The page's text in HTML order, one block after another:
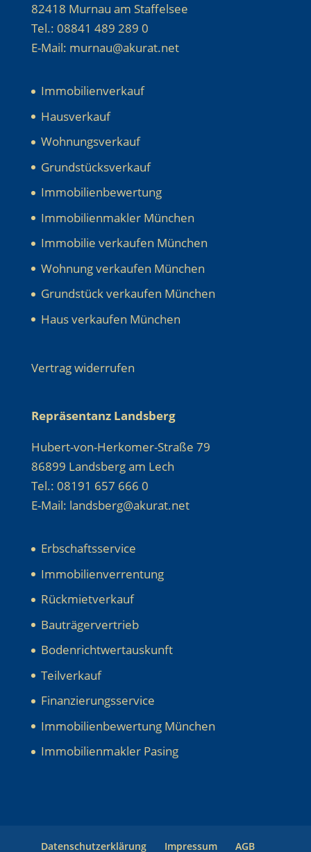
82418 Murnau am Staffelsee
Tel.: 08841 489 289 0
E-Mail: murnau@akurat.net
Immobilienverkauf
Hausverkauf
Wohnungsverkauf
Grundstücksverkauf
Immobilienbewertung
Immobilienmakler München
Immobilie verkaufen München
Wohnung verkaufen München
Grundstück verkaufen München
Haus verkaufen München
Vertrag widerrufen
Repräsentanz Landsberg
Hubert-von-Herkomer-Straße 79
86899 Landsberg am Lech
Tel.: 08191 657 666 0
E-Mail: landsberg@akurat.net
Erbschaftsservice
Immobilienverrentung
Rückmietverkauf
Bauträgervertrieb
Bodenrichtwertauskunft
Teilverkauf
Finanzierungsservice
Immobilienbewertung München
Immobilienmakler Pasing
Datenschutzerklärung Impressum AGB